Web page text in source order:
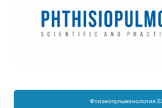
Фтизиопульмонология